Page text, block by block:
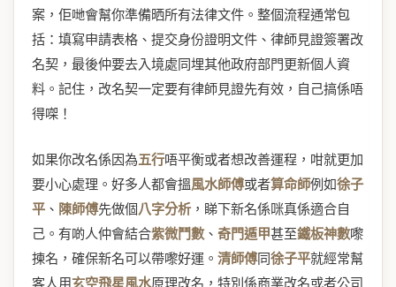
案，佢哋會幫你準備晒所有法律文件。整個流程通常包
括：填寫申請表格、提交身份證明文件、律師見證簽署改
名契，最後仲要去入境處同埋其他政府部門更新個人資
料。記住，改名契一定要有律師見證先有效，自己搞係唔
得㗎！
如果你改名係因為五行唔平衡或者想改善運程，咁就更加
要小心處理。好多人都會搵風水師傅或者算命師例如徐子
平 、 陳師傅先做個八字分析 ，睇下新名係咪真係適合自
己。有啲人仲會結合紫微鬥數、 奇門遁甲甚至鐵板神數嚟
揀名，確保新名可以帶嚟好運。 清師傅同徐子平就經常幫
客人用玄空飛星風水原理改名，特別係商業改名或者公司